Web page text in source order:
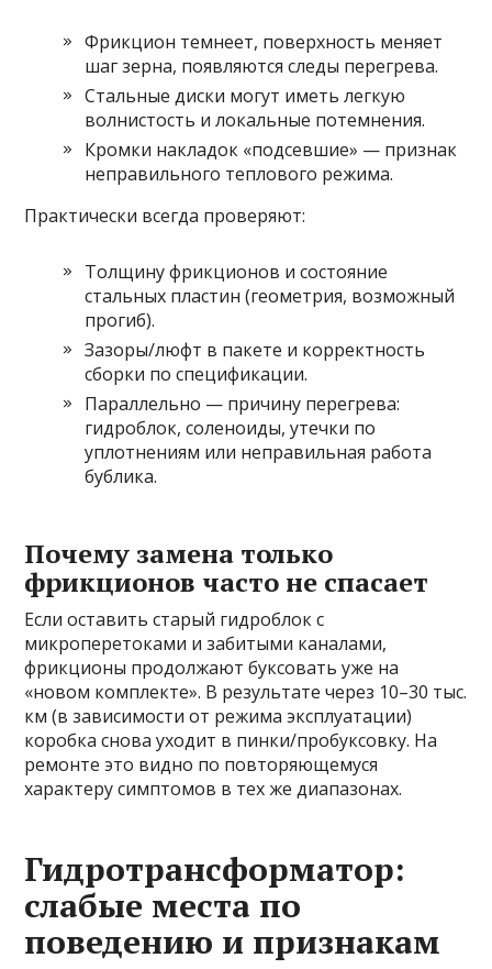
Фрикцион темнеет, поверхность меняет
шаг зерна, появляются следы перегрева.
Стальные диски могут иметь легкую
волнистость и локальные потемнения.
Кромки накладок «подсевшие» — признак
неправильного теплового режима.
Практически всегда проверяют:
Толщину фрикционов и состояние
стальных пластин (геометрия, возможный
прогиб).
Зазоры/люфт в пакете и корректность
сборки по спецификации.
Параллельно — причину перегрева:
гидроблок, соленоиды, утечки по
уплотнениям или неправильная работа
бублика.
Почему замена только
фрикционов часто не спасает
Если оставить старый гидроблок с
микроперетоками и забитыми каналами,
фрикционы продолжают буксовать уже на
«новом комплекте». В результате через 10–30 тыс.
км (в зависимости от режима эксплуатации)
коробка снова уходит в пинки/пробуксовку. На
ремонте это видно по повторяющемуся
характеру симптомов в тех же диапазонах.
Гидротрансформатор:
слабые места по
поведению и признакам